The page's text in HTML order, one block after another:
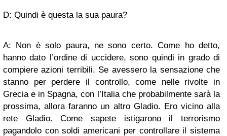
D: Quindi è questa la sua paura?
A: Non è solo paura, ne sono certo. Come ho detto,
hanno dato l’ordine di uccidere, sono quindi in grado di
compiere azioni terribili. Se avessero la sensazione che
stanno per perdere il controllo, come nelle rivolte in
Grecia e in Spagna, con l’Italia che probabilmente sarà la
prossima, allora faranno un altro Gladio. Ero vicino alla
rete Gladio. Come sapete istigarono il terrorismo
pagandolo con soldi americani per controllare il sistema